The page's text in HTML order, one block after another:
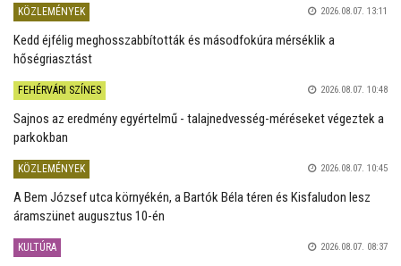
KÖZLEMÉNYEK 2026.08.07. 13:11
Kedd éjfélig meghosszabbították és másodfokúra mérséklik a
hőségriasztást
FEHÉRVÁRI SZÍNES 2026.08.07. 10:48
Sajnos az eredmény egyértelmű - talajnedvesség-méréseket végeztek a
parkokban
KÖZLEMÉNYEK 2026.08.07. 10:45
A Bem József utca környékén, a Bartók Béla téren és Kisfaludon lesz
áramszünet augusztus 10-én
KULTÚRA 2026.08.07. 08:37